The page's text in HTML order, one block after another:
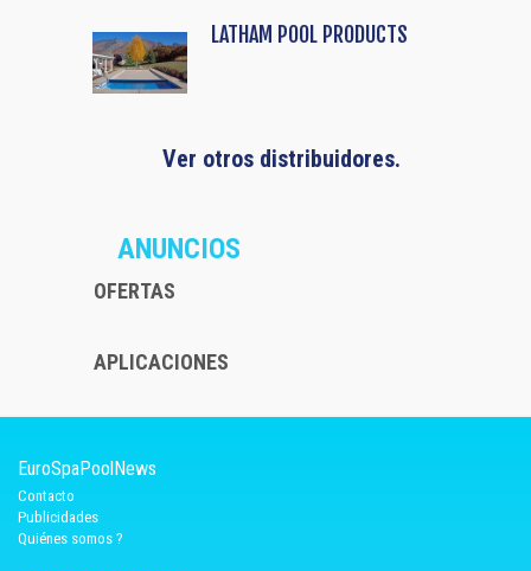
LATHAM POOL PRODUCTS
Ver otros distribuidores.
ANUNCIOS
OFERTAS
APLICACIONES
EuroSpaPoolNews
Contacto
Publicidades
Quiénes somos ?